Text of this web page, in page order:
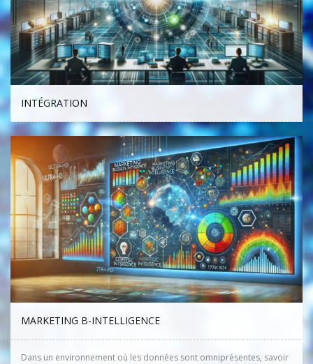
MARKETING B-INTELLIGENCE
Dans un environnement où les données sont omniprésentes, savoir
INTÉGRATION